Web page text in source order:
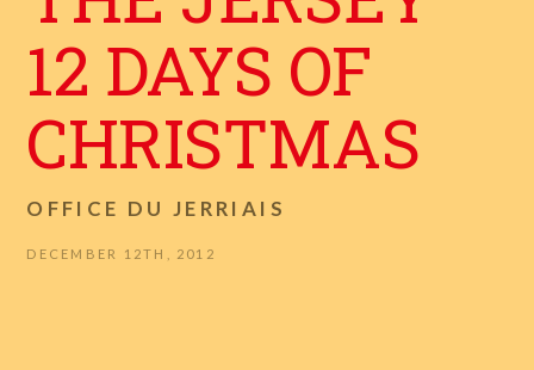
12 DAYS OF
CHRISTMAS
OFFICE DU JERRIAIS
DECEMBER 12TH, 2012